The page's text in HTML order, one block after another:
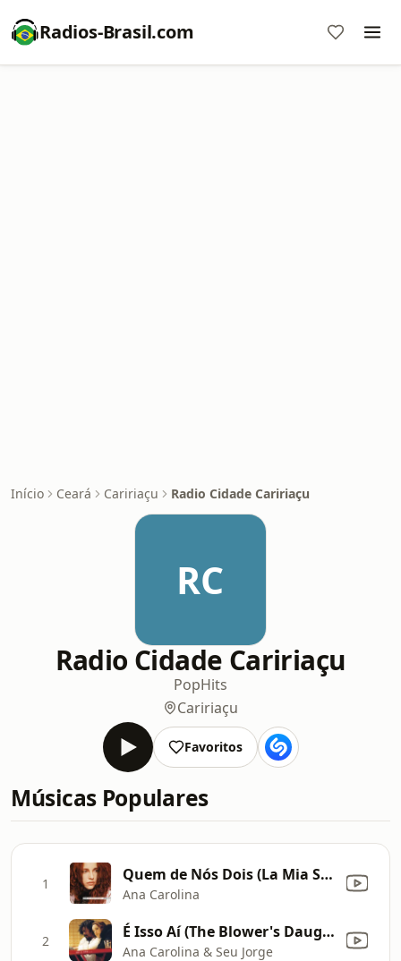
Radios-Brasil.com
Início Ceará Caririaçu Radio Cidade Caririaçu
RC
Radio Cidade Caririaçu
PopHits
Caririaçu
Favoritos
Músicas Populares
1 Quem de Nós Dois (La Mia Storia Tra Le Dita)
Ana Carolina
2 É Isso Aí (The Blower's Daughter) [Ao Vivo]
Ana Carolina & Seu Jorge